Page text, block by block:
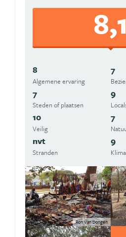
8,1
8
Algemene ervaring
7
7
Steden of plaatsen
9
10
Veilig
7
nvt
Stranden
9
Ron Van Dongen